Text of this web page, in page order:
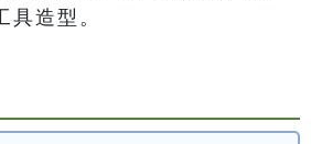
具造型。